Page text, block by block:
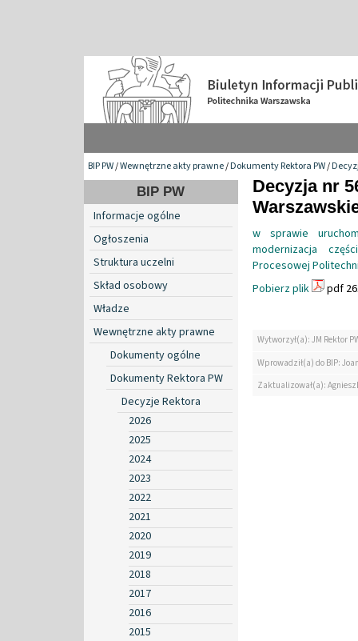
BIP PW/Wewnętrzne akty prawne/Dokumenty Rektora PW/
BIP PW
Informacje ogólne
Ogłoszenia
Struktura uczelni
Skład osobowy
Władze
Wewnętrzne akty prawne
Dokumenty ogólne
Dokumenty Rektora PW
Decyzje Rektora
2026
2025
2024
2023
2022
2021
2020
2019
2018
2017
2016
2015
Decyzja nr
w sprawie
modernizacja
Procesowej
Pobierz plik
pdf
Wytworzył(a): JM Rektor
Wprowadził(a) do BIP:
Zaktualizował(a):